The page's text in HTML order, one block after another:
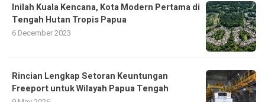
Inilah Kuala Kencana, Kota Modern Pertama di
Tengah Hutan Tropis Papua
6 December 2023
Rincian Lengkap Setoran Keuntungan
Freeport untuk Wilayah Papua Tengah